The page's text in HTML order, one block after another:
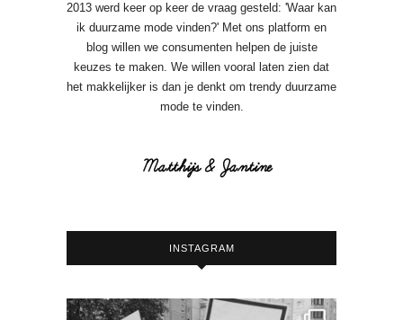
2013 werd keer op keer de vraag gesteld: 'Waar kan
ik duurzame mode vinden?' Met ons platform en
blog willen we consumenten helpen de juiste
keuzes te maken. We willen vooral laten zien dat
het makkelijker is dan je denkt om trendy duurzame
mode te vinden.
INSTAGRAM